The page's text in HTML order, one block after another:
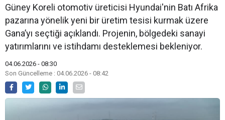
Güney Koreli otomotiv üreticisi Hyundai'nin Batı Afrika
pazarına yönelik yeni bir üretim tesisi kurmak üzere
Gana’yı seçtiği açıklandı. Projenin, bölgedeki sanayi
yatırımlarını ve istihdamı desteklemesi bekleniyor.
04.06.2026 - 08:30
Son Güncelleme : 04.06.2026 - 08:42